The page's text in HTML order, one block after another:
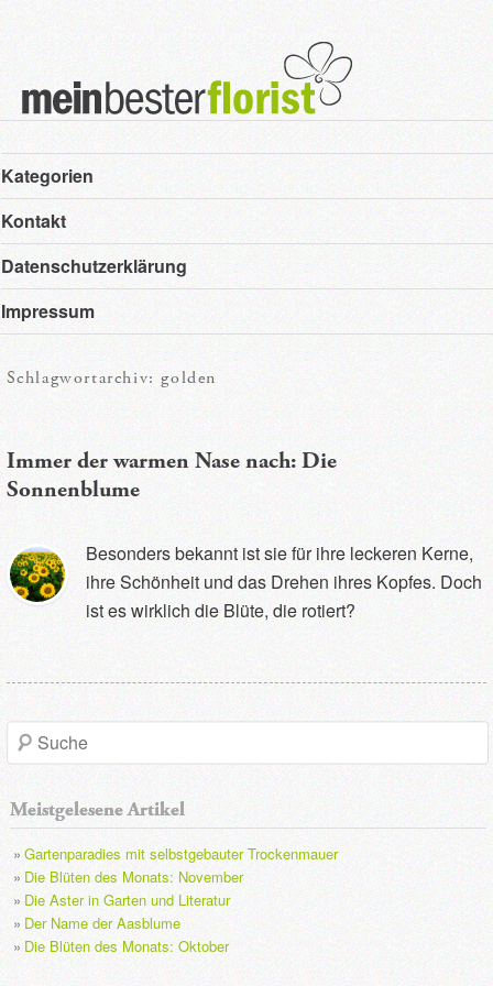
Hauptmenü
Zum
primären
Inhalt
springen
Zum
sekundären
Inhalt
springen
Kategorien
Kontakt
Datenschutzerklärung
Impressum
Schlagwortarchiv:golden
Immer der warmen Nase nach: Die
Sonnenblume
Besonders bekannt ist sie für ihre leckeren Kerne,
ihre Schönheit und das Drehen ihres Kopfes. Doch
ist es wirklich die Blüte, die rotiert?
S
c
h
e
Meistgelesene Artikel
Gartenparadies mit selbstgebauter Trockenmauer
Die Blüten des Monats: November
Die Aster in Garten und Literatur
Der Name der Aasblume
Die Blüten des Monats: Oktober